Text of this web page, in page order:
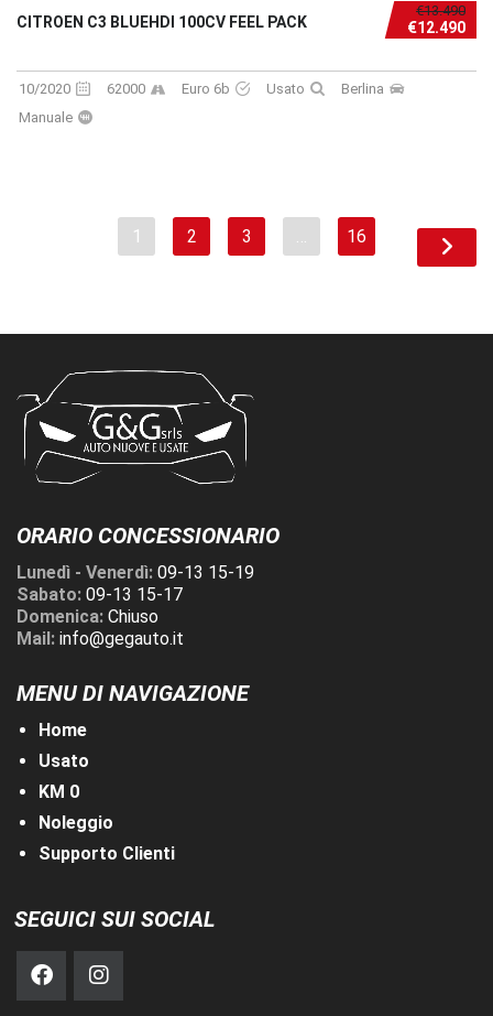
€13.490
€12.490
CITROEN C3 BLUEHDI 100CV FEEL PACK
10/2020 62000 Euro 6b Usato
Berlina
Manuale
1 2 3 … 16
ORARIO CONCESSIONARIO
Lunedì - Venerdì: 09-13 15-19
Sabato: 09-13 15-17
Domenica: Chiuso
Mail: info@gegauto.it
MENU DI NAVIGAZIONE
Home
Usato
KM 0
Noleggio
Supporto Clienti
SEGUICI SUI SOCIAL